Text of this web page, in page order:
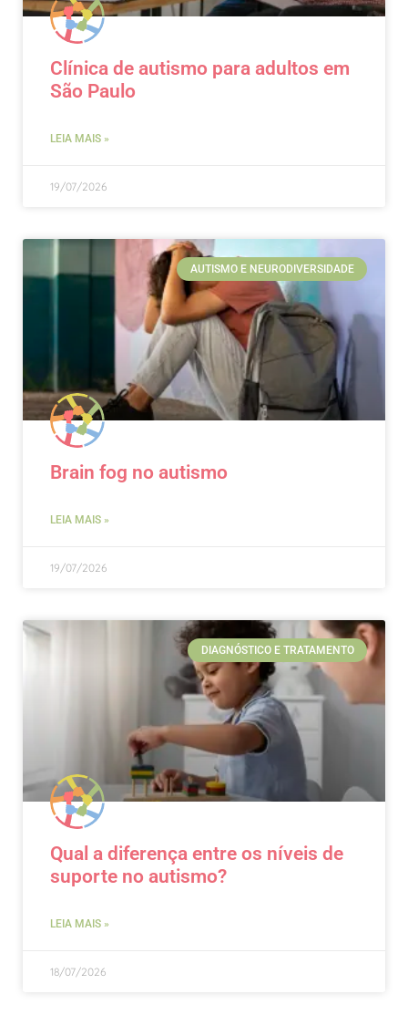
Clínica de autismo para adultos em
São Paulo
LEIA MAIS »
19/07/2026
AUTISMO E NEURODIVERSIDADE
Brain fog no autismo
LEIA MAIS »
19/07/2026
DIAGNÓSTICO E TRATAMENTO
Qual a diferença entre os níveis de
suporte no autismo?
LEIA MAIS »
18/07/2026